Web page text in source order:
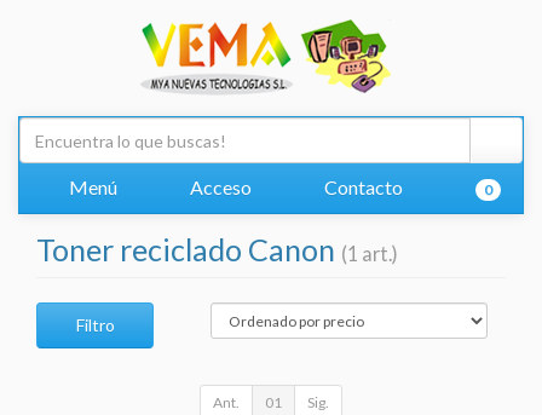
Menú Acceso Contacto 0
Toner reciclado Canon (1 art.)
Filtro
Ant. 01 Sig.